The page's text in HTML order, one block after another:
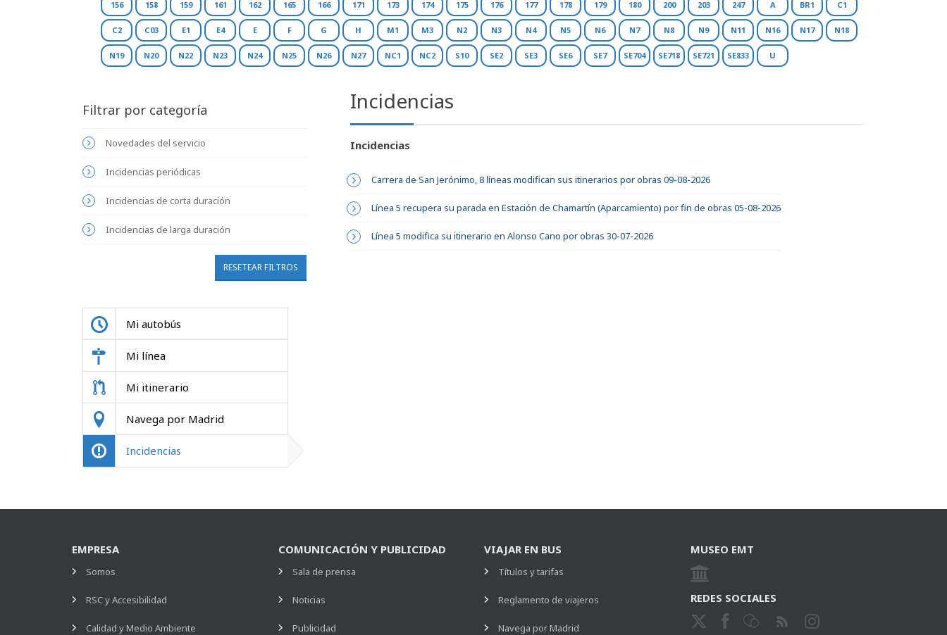
156 158 159 161 162 165 166 171 173 174 175 176 177 178 179 180 200 203 247 A BR1 C1
C2 C03 E1 E4 E F G H M1 M3 N2 N3 N4 N5 N6 N7 N8 N9 N11 N16 N17 N18
N19 N20 N22 N23 N24 N25 N26 N27 NC1 NC2 S10 SE2 SE3 SE6 SE7 SE704 SE718 SE721 SE833 U
Filtrar por categoría
Novedades del servicio
Incidencias periódicas
Incidencias de corta duración
Incidencias de larga duración
RESETEAR FILTROS
Mi autobús
Mi línea
Mi itinerario
Navega por Madrid
Incidencias
Incidencias
Incidencias
Carrera de San Jerónimo, 8 líneas modifican sus itinerarios por obras 09-08-2026
Línea 5 recupera su parada en Estación de Chamartín (Aparcamiento) por fin de obras 05-08-2026
Línea 5 modifica su itinerario en Alonso Cano por obras 30-07-2026
EMPRESA
Somos
RSC y Accesibilidad
Calidad y Medio Ambiente
COMUNICACIÓN Y PUBLICIDAD
Sala de prensa
Noticias
Publicidad
VIAJAR EN BUS
Títulos y tarifas
Reglamento de viajeros
Navega por Madrid
MUSEO EMT
REDES SOCIALES